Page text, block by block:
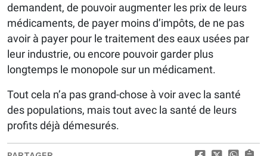
demandent, de pouvoir augmenter les prix de leurs
médicaments, de payer moins d’impôts, de ne pas
avoir à payer pour le traitement des eaux usées par
leur industrie, ou encore pouvoir garder plus
longtemps le monopole sur un médicament.
Tout cela n’a pas grand-chose à voir avec la santé
des populations, mais tout avec la santé de leurs
profits déjà démesurés.